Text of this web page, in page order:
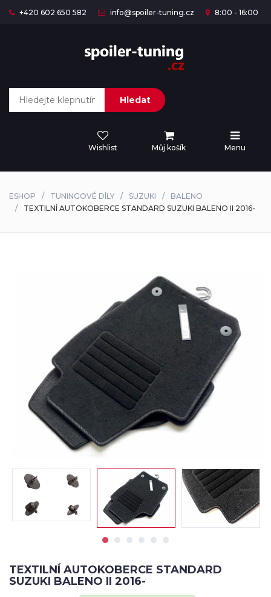
+420 602 650 582 info@spoiler-tuning.cz 8:00 - 16:00
Hledat
Wishlist Můj košík Menu
ESHOP TUNINGOVÉ DÍLY SUZUKI
BALENO
TEXTILNÍ AUTOKOBERCE STANDARD SUZUKI BALENO II 2016-
TEXTILNÍ AUTOKOBERCE STANDARD
SUZUKI BALENO II 2016-